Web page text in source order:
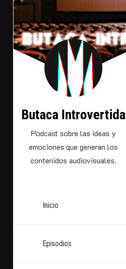
Saltarse
contenido
Butaca Introvertida
Podcast sobre las ideas y
emociones que generan los
contenidos audiovisuales.
Inicio
Episodios